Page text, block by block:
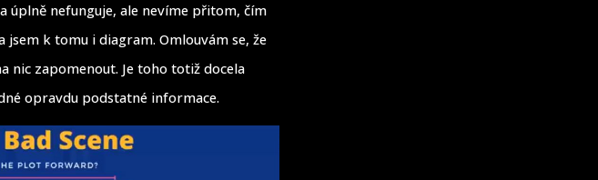
úplně nefunguje, ale nevíme přitom, čím
jsem k tomu i diagram. Omlouvám se, že
nic zapomenout. Je toho totiž docela
opravdu podstatné informace.